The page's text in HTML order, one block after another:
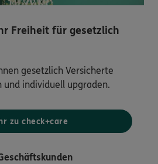
Freiheit für gesetzlich
gesetzlich Versicherte
und individuell upgraden.
zu check+care